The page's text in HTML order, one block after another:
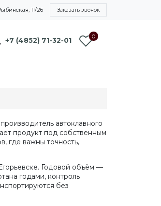
11/26 Заказать звонок
+7 (4852) 71-32-01 0
автоклавного
продукт под собственным
где важны точность,
Годовой объём —
годами, контроль
без